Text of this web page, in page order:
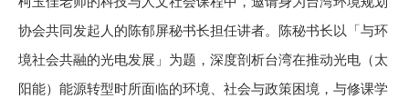
协会共同发起人的陈郁屏秘书长担任讲者。陈秘书长以「与环
境社会共融的光电发展」为题，深度剖析台湾在推动光电（太
阳能）能源转型时所面临的环境、社会与政策困境，与修课学